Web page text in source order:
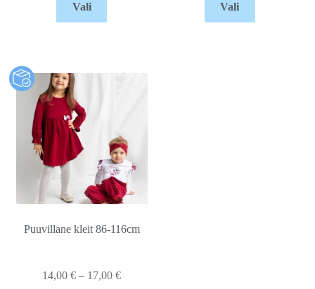
Vali Vali
Puuvillane kleit 86-116cm
14,00€ – 17,00€